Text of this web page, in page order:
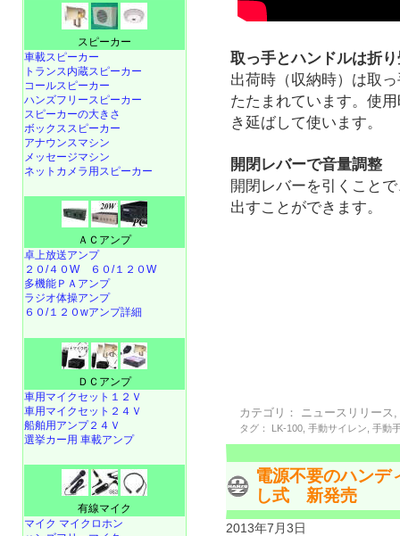
取っ手とハンドルは折
出荷時（収納時）は取
たたまれています。使
き延ばして使います。
開閉レバーで音量調整
開閉レバーを引くこと
出すことができます。
カテゴリ： ニュースリリース
タグ： LK-100 ,手動サイレン ,手動
電源不要のハンデ
し式 新発売
2013年7月3日
スピーカー
車載スピーカー
トランス内蔵スピーカー
コールスピーカー
ハンズフリースピーカー
スピーカーの大きさ
ボックススピーカー
アナウンスマシン
メッセージマシン
ネットカメラ用スピーカー
ＡＣアンプ
卓上放送アンプ
２０/４０W
６０/１２０W
多機能ＰＡアンプ
ラジオ体操アンプ
６０/１２０wアンプ詳細
ＤＣアンプ
車用マイクセット１２Ｖ
車用マイクセット２４Ｖ
船舶用アンプ２４Ｖ
選挙カー用 車載アンプ
有線マイク
マイク マイクロホン